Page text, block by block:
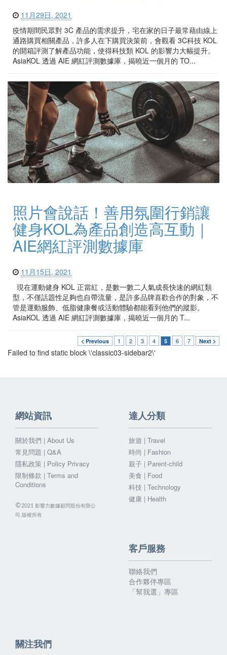
11月29日, 2021
疫情期間民眾對 3C 產品的需求提升，宅在家的日子最常藉由線上
通路購買相關產品，許多人在下購買決策前，會觀看 3C科技 KOL
的開箱評測了解產品功能，使得科技類 KOL 的影響力大幅提升。
AsiaKOL 透過 AIE 網紅評測數據庫，揭曉近一個月的 TO...
照片會說話！善用氛圍行銷讓
健身KOL為產品創造高互動｜
AIE網紅評測數據庫
11月15日, 2021
現在運動健身 KOL 正當紅，是數一數二人氣成長快速的網紅類
型，不僅話題性足夠也自帶流量，是許多品牌喜歡合作的對象，不
管是運動服飾、低脂健康餐或活動體驗都能看到他們的蹤影。
AsiaKOL 透過 AIE 網紅評測數據庫，揭曉近一個月的 T...
< Previous 1 2 3 4 5 6 7 Next >
Failed to find static block \'classic03-sidebar2\'
網站資訊
關於我們 | About Us
常見問題 | Q&A
隱私政策 | Policy Privacy
限制條款 | Terms and
Conditions
©2021 影響力數據顧問股份有限公
司.版權所有
達人分類
旅遊 | Travel
時尚 | Fashion
親子 | Parent-child
美食 | Food
科技 | Technology
健康 | Health
客戶服務
聯絡我們
合作夥伴專區
「幫我選」專區
關注我們